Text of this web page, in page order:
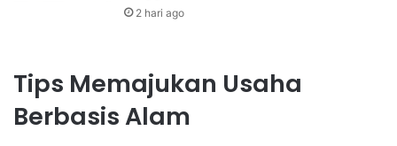
2 hari ago
Tips Memajukan Usaha
Berbasis Alam